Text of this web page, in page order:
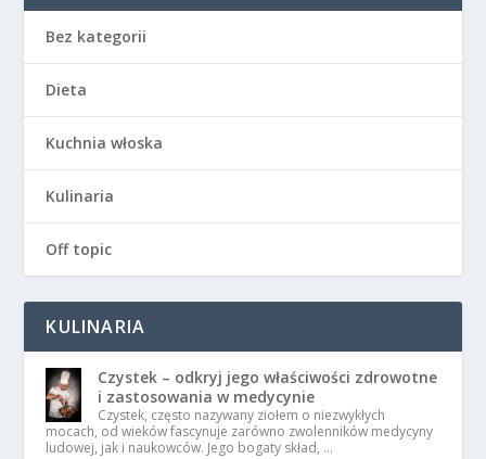
Bez kategorii
Dieta
Kuchnia włoska
Kulinaria
Off topic
KULINARIA
Czystek – odkryj jego właściwości zdrowotne
i zastosowania w medycynie
Czystek, często nazywany ziołem o niezwykłych
mocach, od wieków fascynuje zarówno zwolenników medycyny
ludowej, jak i naukowców. Jego bogaty skład, …